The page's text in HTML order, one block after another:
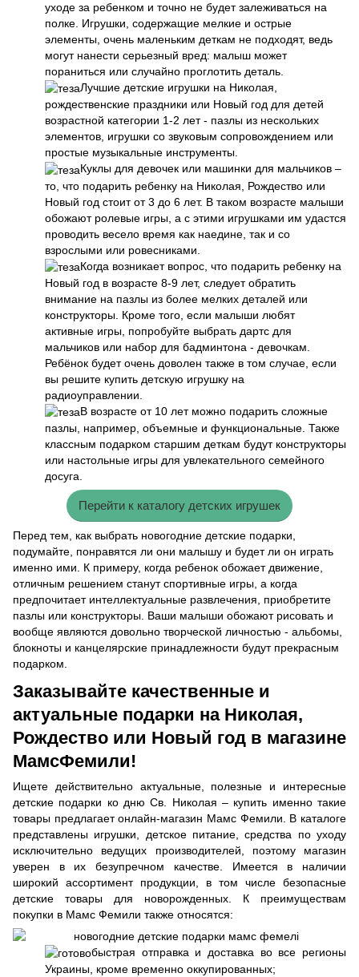
уходе за ребенком и точно не будет залеживаться на
полке. Игрушки, содержащие мелкие и острые
элементы, очень маленьким деткам не подходят, ведь
могут нанести серьезный вред: малыш может
пораниться или случайно проглотить деталь.
Лучшие детские игрушки на Николая,
рождественские праздники или Новый год для детей
возрастной категории 1-2 лет - пазлы из нескольких
элементов, игрушки со звуковым сопровождением или
простые музыкальные инструменты.
Куклы для девочек или машинки для мальчиков –
то, что подарить ребенку на Николая, Рождество или
Новый год стоит от 3 до 6 лет. В таком возрасте малыши
обожают ролевые игры, а с этими игрушками им удастся
проводить весело время как наедине, так и со
взрослыми или ровесниками.
Когда возникает вопрос, что подарить ребенку на
Новый год в возрасте 8-9 лет, следует обратить
внимание на пазлы из более мелких деталей или
конструкторы. Кроме того, если малыши любят
активные игры, попробуйте выбрать дартс для
мальчиков или набор для бадминтона - девочкам.
Ребёнок будет очень доволен также в том случае, если
вы решите купить детскую игрушку на
радиоуправлении.
В возрасте от 10 лет можно подарить сложные
пазлы, например, объемные и функциональные. Также
классным подарком старшим деткам будут конструкторы
или настольные игры для увлекательного семейного
досуга.
Перейти к каталогу детских игрушек
Перед тем, как выбрать новогодние детские подарки,
подумайте, понравятся ли они малышу и будет ли он играть
именно ими. К примеру, когда ребенок обожает движение,
отличным решением станут спортивные игры, а когда
предпочитает интеллектуальные развлечения, приобретите
пазлы или конструкторы. Ваши малыши обожают рисовать и
вообще являются довольно творческой личностью - альбомы,
блокноты и канцелярские принадлежности будут прекрасным
подарком.
Заказывайте качественные и
актуальные подарки на Николая,
Рождество или Новый год в магазине
МамсФемили!
Ищете действительно актуальные, полезные и интересные
детские подарки ко дню Св. Николая – купить именно такие
товары предлагает онлайн-магазин Мамс Фемили. В каталоге
представлены игрушки, детское питание, средства по уходу
исключительно ведущих производителей, поэтому магазин
уверен в их безупречном качестве. Имеется в наличии
широкий ассортимент продукции, в том числе безопасные
детские товары для новорожденных. К преимуществам
покупки в Мамс Фемили также относятся:
быстрая отправка и доставка во все регионы
Украины, кроме временно оккупированных;